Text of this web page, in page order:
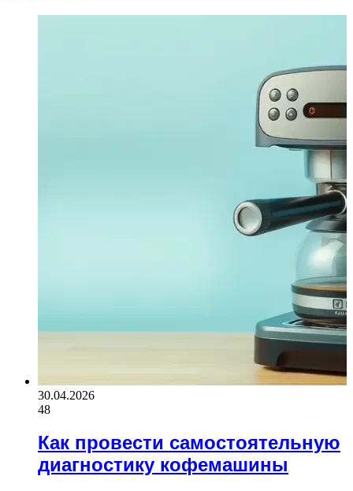
30.04.2026
48
Как провести самостоятельную
диагностику кофемашины